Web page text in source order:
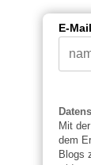
E-
Mit
dem
Blogs